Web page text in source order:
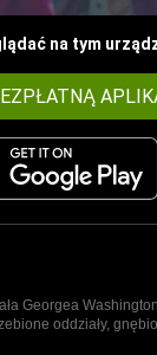
na tym
Georgea
oddziały,